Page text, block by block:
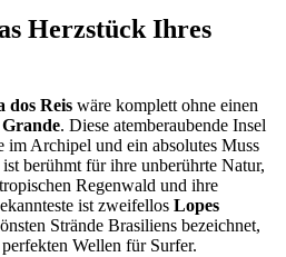
Herzstück Ihres
dos Reis wäre komplett ohne einen
. Diese atemberaubende Insel
im Archipel und ein absolutes Muss
berühmt für ihre unberührte Natur,
Regenwald und ihre
ist zweifellos Lopes
Strände Brasiliens bezeichnet,
Wellen für Surfer.